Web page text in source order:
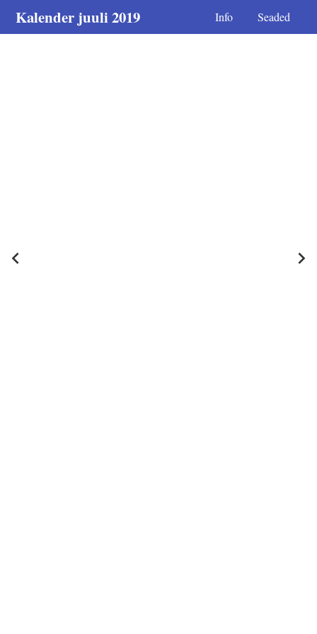
Kalender juuli 2019 Info Seaded